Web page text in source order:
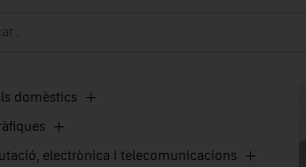
domèstics
electrònica i telecomunicacions